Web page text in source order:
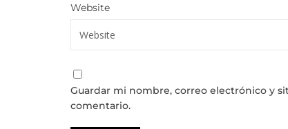
Website
Guardar mi nombre, correo electrónico y
comentario.